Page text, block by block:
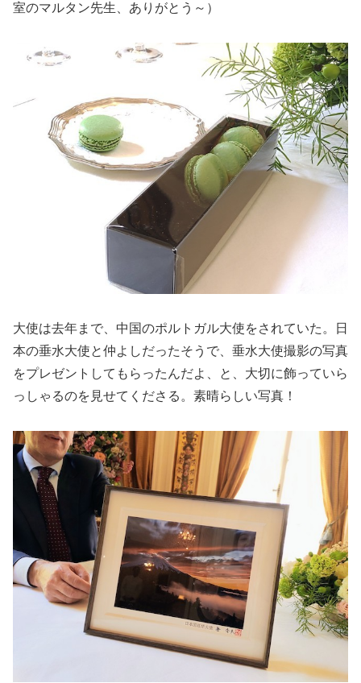
室のマルタン先生、ありがとう～）
大使は去年まで、中国のポルトガル大使をされていた。日
本の垂水大使と仲よしだったそうで、垂水大使撮影の写真
をプレゼントしてもらったんだよ、と、大切に飾っていら
っしゃるのを見せてくださる。素晴らしい写真！